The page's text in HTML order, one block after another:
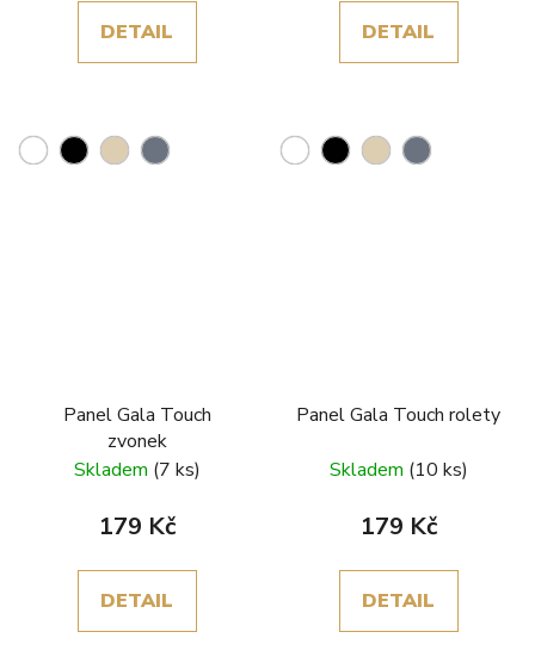
DETAIL DETAIL
Panel Gala Touch
zvonek
Skladem (7 ks)
179 Kč
DETAIL
Panel Gala Touch rolety
Skladem (10 ks)
179 Kč
DETAIL